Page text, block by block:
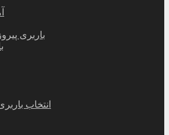
باربری
انتخاب